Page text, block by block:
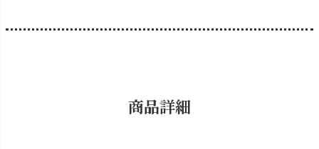
商品詳細